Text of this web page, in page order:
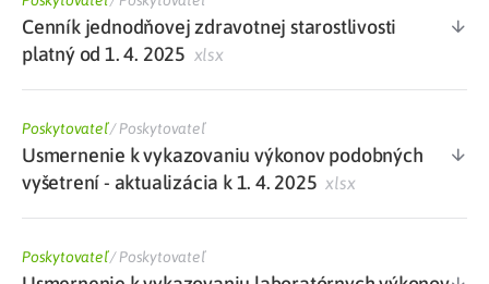
Cenník jednodňovej zdravotnej starostlivosti
platný od 1. 4. 2025 xlsx
Poskytovateľ/Poskytovateľ
Usmernenie k vykazovaniu výkonov podobných
vyšetrení - aktualizácia k 1. 4. 2025 xlsx
Poskytovateľ/Poskytovateľ